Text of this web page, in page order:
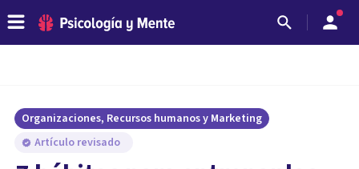
Organizaciones, Recursos humanos y Marketing
Artículo revisado